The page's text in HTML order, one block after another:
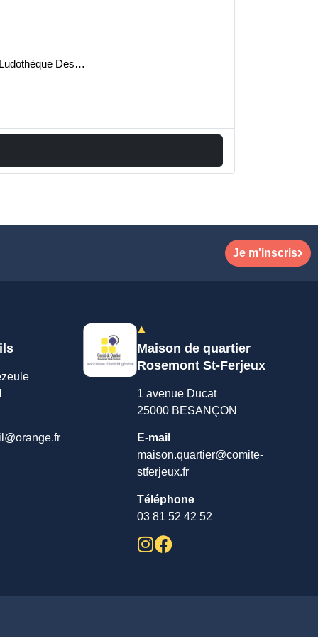
Des…
Je m'inscris
Maison de quartier
Rosemont St-Ferjeux
1 avenue Ducat
25000 BESANÇON
E-mail
maison.quartier@comite-
stferjeux.fr
Téléphone
03 81 52 42 52